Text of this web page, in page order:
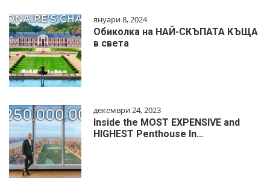
януари 8, 2024
Обиколка на НАЙ-СКЪПАТА КЪЩА
в света
декември 24, 2023
Inside the MOST EXPENSIVE and
HIGHEST Penthouse In…